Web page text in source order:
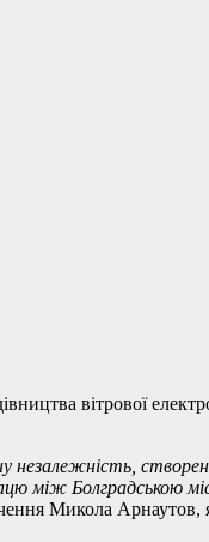
вітрової
незалежність,
між Болградською
Микола